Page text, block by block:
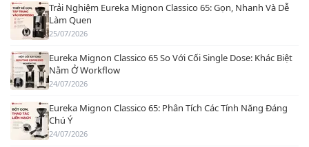
Trải Nghiệm Eureka Mignon Classico 65: Gọn, Nhanh Và Dễ
Làm Quen
25/07/2026
Eureka Mignon Classico 65 So Với Cối Single Dose: Khác Biệt
Nằm Ở Workflow
24/07/2026
Eureka Mignon Classico 65: Phân Tích Các Tính Năng Đáng
Chú Ý
24/07/2026